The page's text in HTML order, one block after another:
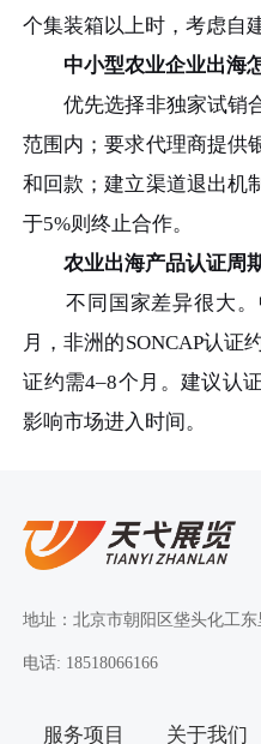
个集装箱以上时，考虑自
中小型农业企业出海
优先选择非独家试销合
范围内；要求代理商提供
和回款；建立渠道退出机
于5%则终止合作。
农业出海产品认证周
不同国家差异很大。
月，非洲的SONCAP认证
证约需4–8个月。建议认
影响市场进入时间。
地址：北京市朝阳区垡头化工东
电话: 18518066166
服务项目 关于我们